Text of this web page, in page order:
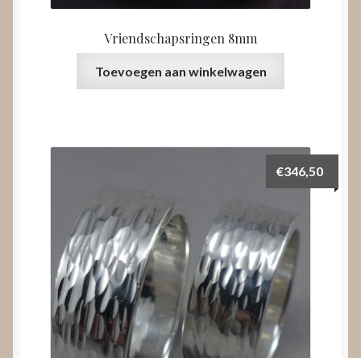
Vriendschapsringen 8mm
Toevoegen aan winkelwagen
€346,50